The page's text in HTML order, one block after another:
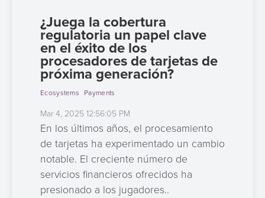
¿Juega la cobertura
regulatoria un papel clave
en el éxito de los
procesadores de tarjetas de
próxima generación?
Ecosystems Payments
Mar 4, 2025 12:56:05 PM
En los últimos años, el procesamiento
de tarjetas ha experimentado un cambio
notable. El creciente número de
servicios financieros ofrecidos ha
presionado a los jugadores..